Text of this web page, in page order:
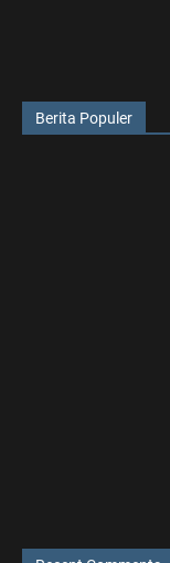
Berita Populer